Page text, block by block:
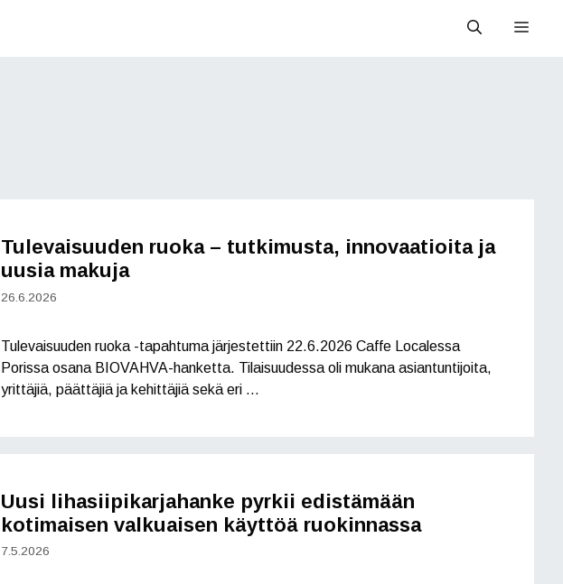
Tulevaisuuden ruoka – tutkimusta, innovaatioita ja
uusia makuja
26.6.2026
Tulevaisuuden ruoka -tapahtuma järjestettiin 22.6.2026 Caffe Localessa
Porissa osana BIOVAHVA-hanketta. Tilaisuudessa oli mukana asiantuntijoita,
yrittäjiä, päättäjiä ja kehittäjiä sekä eri …
Uusi lihasiipikarjahanke pyrkii edistämään
kotimaisen valkuaisen käyttöä ruokinnassa
7.5.2026